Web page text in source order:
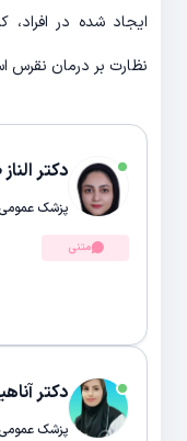
ایجاد شده در
نظارت بر درمان نقرس
دکتر
پزشک عمومی
متنی
دکتر
پزشک عمومی